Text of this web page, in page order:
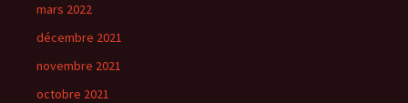
mars 2022
décembre 2021
novembre 2021
octobre 2021